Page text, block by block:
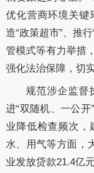
优化营商环境关键
造“政策超市”、推
管模式等有力举措
强化法治保障，切
规范涉企监督
进“双随机、一公
业降低检查频次，
水、用气等方面，
业发放贷款21.4亿